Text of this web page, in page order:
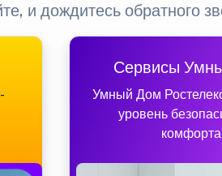
и дождитесь обратного
Сервисы
Умный Дом
уровень
комфорта